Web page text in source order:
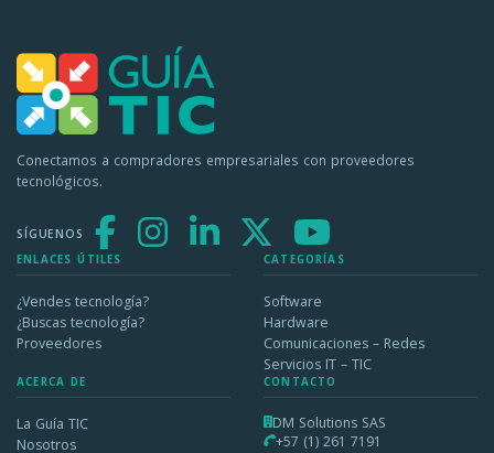
Conectamos a compradores empresariales con proveedores
tecnológicos.
SÍGUENOS
ENLACES ÚTILES
¿Vendes tecnología?
¿Buscas tecnología?
Proveedores
CATEGORÍAS
Software
Hardware
Comunicaciones – Redes
Servicios IT – TIC
ACERCA DE
La Guía TIC
Nosotros
CONTACTO
DM Solutions SAS
+57 (1) 261 7191